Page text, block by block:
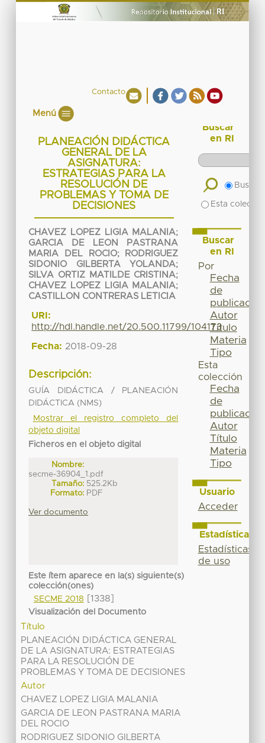
Contacto
Menú
PLANEACIÓN DIDÁCTICA
GENERAL DE LA
ASIGNATURA:
ESTRATEGIAS PARA LA
RESOLUCIÓN DE
PROBLEMAS Y TOMA DE
DECISIONES
CHAVEZ LOPEZ LIGIA MALANIA;
GARCIA DE LEON PASTRANA
MARIA DEL ROCIO;
RODRIGUEZ
SIDONIO GILBERTA YOLANDA;
SILVA ORTIZ MATILDE CRISTINA;
CHAVEZ LOPEZ LIGIA MALANIA;
CASTILLON CONTRERAS LETICIA
URI:
http://hdl.handle.net/20.500.11799/104173
Fecha: 2018-09-28
Descripción:
GUÍA DIDÁCTICA / PLANEACIÓN
DIDÁCTICA (NMS)
Mostrar el registro completo del
objeto digital
Ficheros en el objeto digital
Nombre:
secme-36904_1.pdf
Tamaño: 525.2Kb
Formato: PDF
Ver documento
Este ítem aparece en la(s) siguiente(s)
colección(ones)
SECME 2018
[1338]
Visualización del Documento
Título
PLANEACIÓN DIDÁCTICA GENERAL
DE LA ASIGNATURA: ESTRATEGIAS
PARA LA RESOLUCIÓN DE
PROBLEMAS Y TOMA DE DECISIONES
Autor
CHAVEZ LOPEZ LIGIA MALANIA
GARCIA DE LEON PASTRANA MARIA
DEL ROCIO
RODRIGUEZ SIDONIO GILBERTA
Buscar
en RI
Buscar
Esta
Buscar
en RI
Por
Fecha
de
publicación
Autor
Título
Materia
Tipo
Esta
colección
Fecha
de
publicación
Autor
Título
Materia
Tipo
Usuario
Acceder
Estadísticas
Estadísticas
de uso